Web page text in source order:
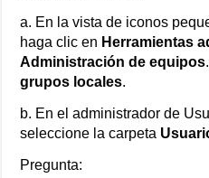
a. En la vista de iconos
haga clic en Herramientas
Administración de equipos
grupos locales.
b. En el administrador de
seleccione la carpeta
Pregunta: